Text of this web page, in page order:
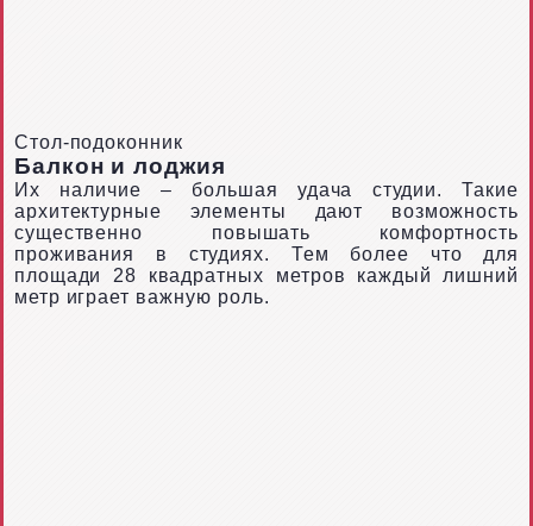
Стол-подоконник
Балкон и лоджия
Их наличие – большая удача студии. Такие
архитектурные элементы дают возможность
существенно повышать комфортность
проживания в студиях. Тем более что для
площади 28 квадратных метров каждый лишний
метр играет важную роль.